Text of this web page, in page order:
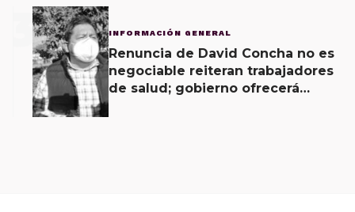
3 INFORMACIÓN GENERAL
Renuncia de David Concha no es
negociable reiteran trabajadores
de salud; gobierno ofrecerá